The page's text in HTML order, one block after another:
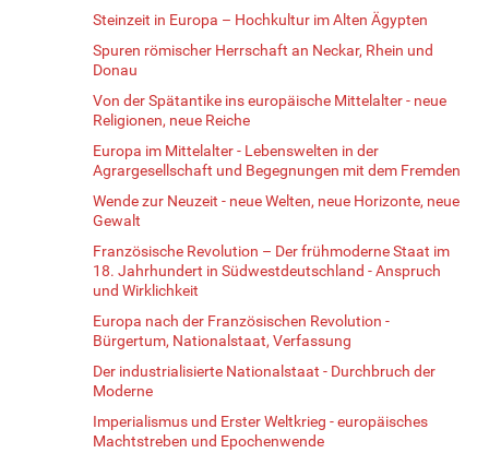
Steinzeit in Europa – Hochkultur im Alten Ägypten
Spuren römischer Herrschaft an Neckar, Rhein und
Donau
Von der Spätantike ins europäische Mittelalter - neue
Religionen, neue Reiche
Europa im Mittelalter - Lebenswelten in der
Agrargesellschaft und Begegnungen mit dem Fremden
Wende zur Neuzeit - neue Welten, neue Horizonte, neue
Gewalt
Französische Revolution – Der frühmoderne Staat im
18. Jahrhundert in Südwestdeutschland - Anspruch
und Wirklichkeit
Europa nach der Französischen Revolution -
Bürgertum, Nationalstaat, Verfassung
Der industrialisierte Nationalstaat - Durchbruch der
Moderne
Imperialismus und Erster Weltkrieg - europäisches
Machtstreben und Epochenwende